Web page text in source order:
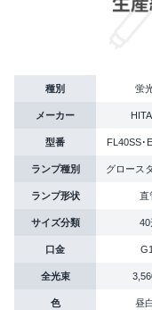
種別 蛍
メーカー
型番 FL40SS･
ランプ種別 グロース
ランプ形状 直
サイズ分類 40
口金
全光束
色 昼